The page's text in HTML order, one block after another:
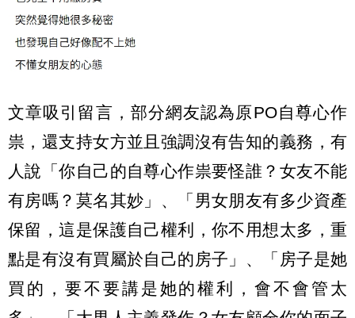
文章吸引留言，部分網友認為原PO自尊心作
祟，還支持女方並且強調沒有告知的義務，有
人說「你自己的自尊心作祟要怪誰？女友不能
有房嗎？莫名其妙」、「男女朋友有多少資產
保留，這是保護自己權利，你不用想太多，重
點是有沒有買屬於自己的房子」、「房子是她
買的，要不要講是她的權利，會不會管太